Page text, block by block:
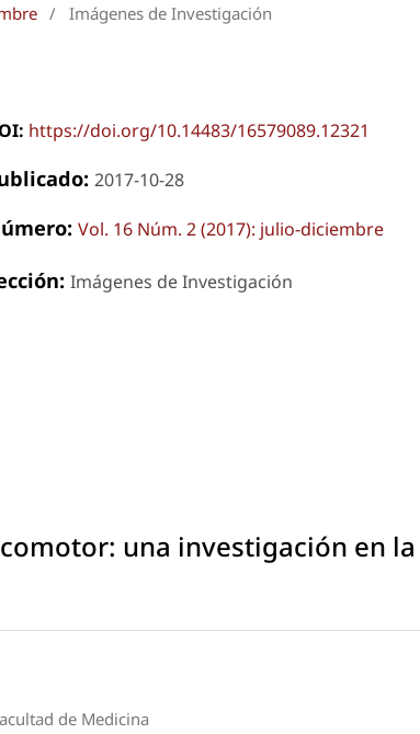
/ Imágenes de Investigación
https://doi.org/10.14483/16579089.12321
2017-10-28
Vol. 16 Núm. 2 (2017): julio-diciembre
Imágenes de Investigación
una investigación en la
de Medicina